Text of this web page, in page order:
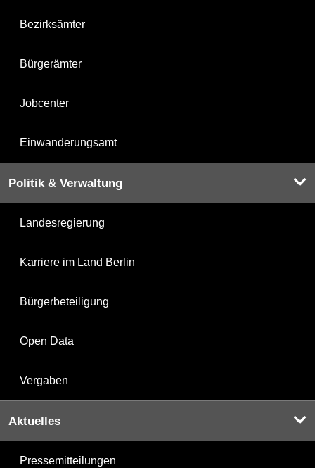
Bezirksämter
Bürgerämter
Jobcenter
Einwanderungsamt
Politik & Verwaltung
Landesregierung
Karriere im Land Berlin
Bürgerbeteiligung
Open Data
Vergaben
Aktuelles
Pressemitteilungen